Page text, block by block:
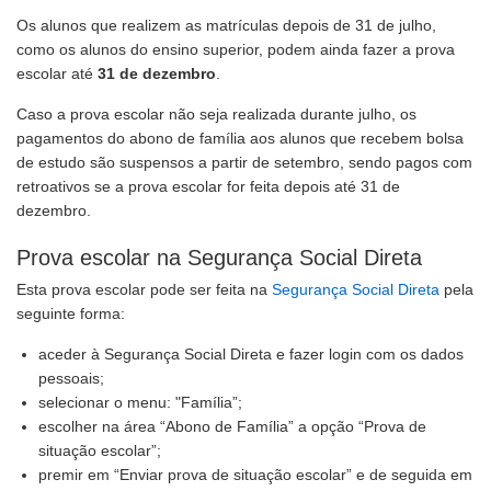
Os alunos que realizem as matrículas depois de 31 de julho,
como os alunos do ensino superior, podem ainda fazer a prova
escolar até 31 de dezembro
Caso a prova escolar não seja realizada durante julho, os
pagamentos do abono de família aos alunos que recebem bolsa
de estudo são suspensos a partir de setembro, sendo pagos com
retroativos se a prova escolar for feita depois até 31 de
dezembro.
Prova escolar na Segurança Social Direta
Esta prova escolar pode ser feita na Segurança Social Direta pela
seguinte forma:
aceder à Segurança Social Direta e fazer login com os dados
pessoais;
selecionar o menu: "Família”;
escolher na área “Abono de Família” a opção “Prova de
situação escolar”;
premir em “Enviar prova de situação escolar” e de seguida em